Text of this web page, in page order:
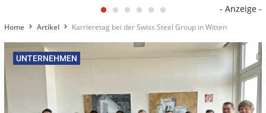
- Anzeige -
Home Artikel Karrieretag bei der Swiss Steel Group in Witten
UNTERNEHMEN